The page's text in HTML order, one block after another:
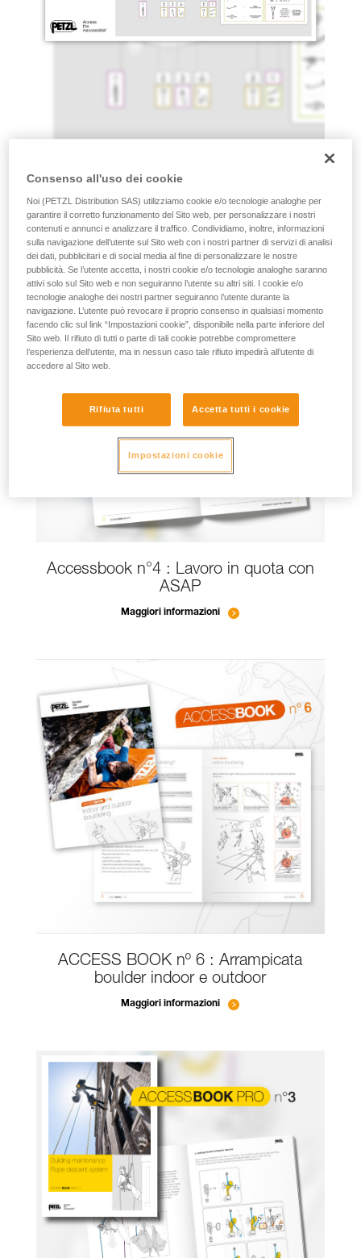
Poster Pro n. 4: Norme internazionali dei
prodotti Petzl per i lavori in quota
Maggiori informazioni
Accessbook n°4 : Lavoro in quota con
ASAP
Maggiori informazioni
ACCESS BOOK nº 6 : Arrampicata
boulder indoor e outdoor
Maggiori informazioni
Consenso all'uso dei cookie
Noi (PETZL Distribution SAS) utilizziamo cookie e/o tecnologie analoghe per
garantire il corretto funzionamento del Sito web, per personalizzare i nostri
contenuti e annunci e analizzare il traffico. Condividiamo, inoltre, informazioni
sulla navigazione dell’utente sul Sito web con i nostri partner di servizi di analisi
dei dati, pubblicitari e di social media al fine di personalizzare le nostre
pubblicità. Se l’utente accetta, i nostri cookie e/o tecnologie analoghe saranno
attivi solo sul Sito web e non seguiranno l’utente su altri siti. I cookie e/o
tecnologie analoghe dei nostri partner seguiranno l’utente durante la
navigazione. L’utente può revocare il proprio consenso in qualsiasi momento
facendo clic sul link “Impostazioni cookie”, disponibile nella parte inferiore del
Sito web. Il rifiuto di tutti o parte di tali cookie potrebbe compromettere
l’esperienza dell’utente, ma in nessun caso tale rifiuto impedirà all’utente di
accedere al Sito web.
Rifiuta tutti Accetta tutti i cookie
Impostazioni cookie